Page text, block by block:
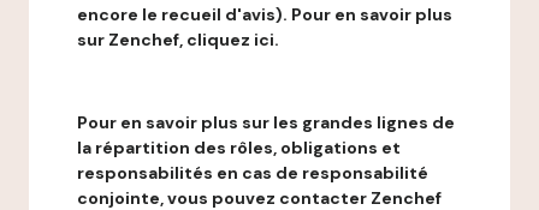
encore le recueil d'avis). Pour en savoir plus
sur Zenchef, cliquez ici.
Pour en savoir plus sur les grandes lignes de
la répartition des rôles, obligations et
responsabilités en cas de responsabilité
conjointe, vous pouvez contacter Zenchef